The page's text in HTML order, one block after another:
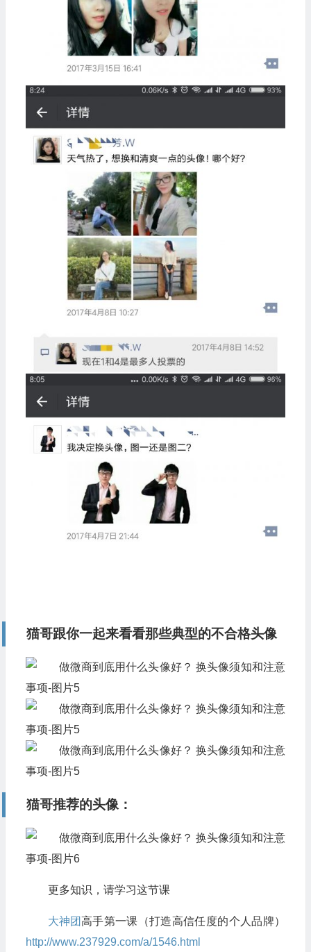
猫哥跟你一起来看看那些典型的不合格头像
猫哥推荐的头像：
更多知识，请学习这节课
大神团高手第一课（打造高信任度的个人品牌）
http://www.237929.com/a/1546.html